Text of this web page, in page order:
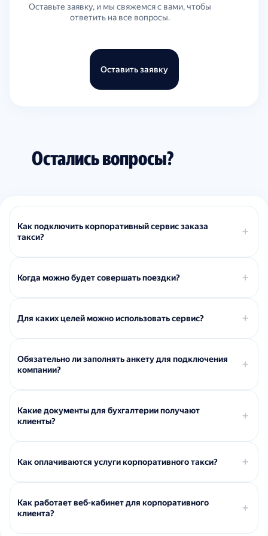
Оставьте заявку, и мы свяжемся с вами, чтобы
ответить на все вопросы.
Оставить заявку
Остались вопросы?
Как подключить корпоративный сервис заказа
такси?
Когда можно будет совершать поездки?
Для каких целей можно использовать сервис?
Обязательно ли заполнять анкету для подключения
компании?
Какие документы для бухгалтерии получают
клиенты?
Как оплачиваются услуги корпоративного такси?
Как работает веб-кабинет для корпоративного
клиента?